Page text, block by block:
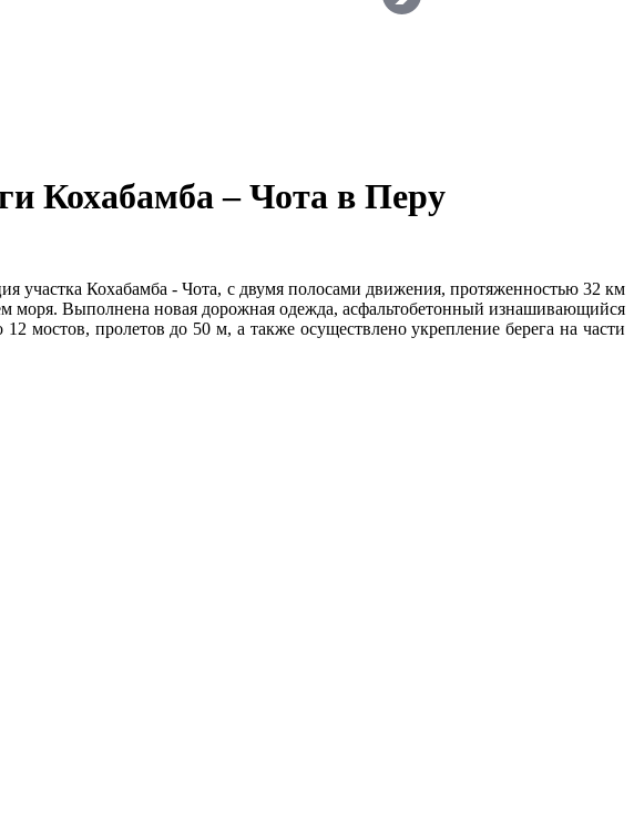
Кохабамба – Чота в Перу
участка Кохабамба - Чота, с двумя полосами движения, протяженностью 32 км
моря. Выполнена новая дорожная одежда, асфальтобетонный изнашивающийся
мостов, пролетов до 50 м, а также осуществлено укрепление берега на части